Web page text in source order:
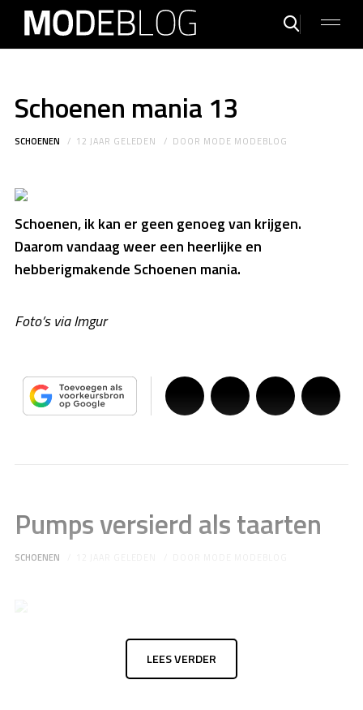
Schoenen mania 13
SCHOENEN 12 JAAR GELEDEN DOOR MODE MODEBLOG
Schoenen, ik kan er geen genoeg van krijgen.
Daarom vandaag weer een heerlijke en
hebberigmakende Schoenen mania.
Foto’s via Imgur
Pumps versierd als taarten
SCHOENEN
LEES VERDER